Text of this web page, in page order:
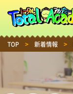
TOP > 新着情報 >